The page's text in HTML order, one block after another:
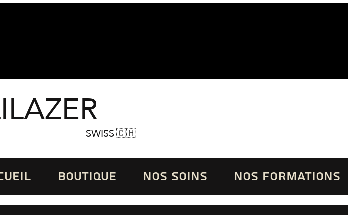
SWISS 🇨🇭
BOUTIQUE NOS SOINS NOS FORMATIONS